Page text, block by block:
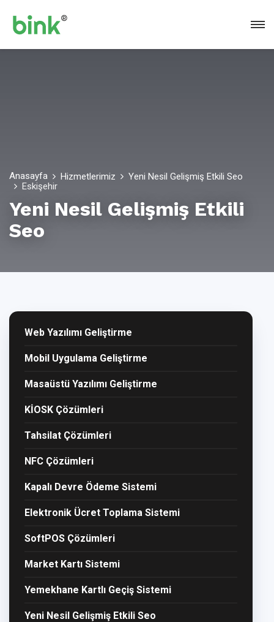
Anasayfa Hizmetlerimiz
Yeni Nesil Gelişmiş Etkili Seo
Eskişehir
Yeni Nesil Gelişmiş Etkili
Seo
Web Yazılımı Geliştirme
Mobil Uygulama Geliştirme
Masaüstü Yazılımı Geliştirme
KİOSK Çözümleri
Tahsilat Çözümleri
NFC Çözümleri
Kapalı Devre Ödeme Sistemi
Elektronik Ücret Toplama Sistemi
SoftPOS Çözümleri
Market Kartı Sistemi
Yemekhane Kartlı Geçiş Sistemi
Yeni Nesil Gelişmiş Etkili Seo